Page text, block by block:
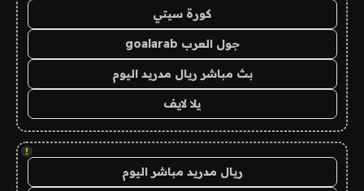
كورة سيتي
جول العرب goalarab
بث مباشر ريال مدريد اليوم
يلا لايف
!
ريال مدريد مباشر اليوم